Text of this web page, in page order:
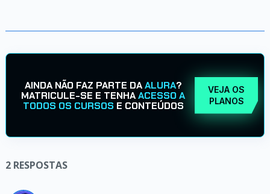
AINDA NÃO FAZ PARTE DAALURA?
MATRICULE-SE E TENHAACESSO A
TODOS OS CURSOS E CONTEÚDOS
VEJA OS
PLANOS
2 RESPOSTAS